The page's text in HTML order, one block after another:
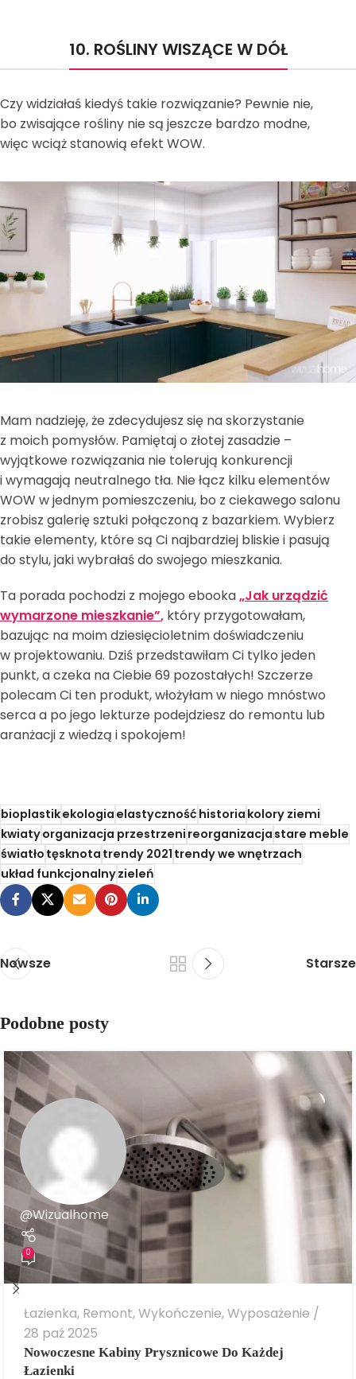
10. ROŚLINY WISZĄCE W DÓŁ
Czy widziałaś kiedyś takie rozwiązanie? Pewnie nie,
bo zwisające rośliny nie są jeszcze bardzo modne,
więc wciąż stanowią efekt WOW.
Mam nadzieję, że zdecydujesz się na skorzystanie
z moich pomysłów. Pamiętaj o złotej zasadzie –
wyjątkowe rozwiązania nie tolerują konkurencji
i wymagają neutralnego tła. Nie łącz kilku elementów
WOW w jednym pomieszczeniu, bo z ciekawego salonu
zrobisz galerię sztuki połączoną z bazarkiem. Wybierz
takie elementy, które są Ci najbardziej bliskie i pasują
do stylu, jaki wybrałaś do swojego mieszkania.
Ta porada pochodzi z mojego ebooka„Jak urządzić
wymarzone mieszkanie”, który przygotowałam,
bazując na moim dziesięcioletnim doświadczeniu
w projektowaniu. Dziś przedstawiłam Ci tylko jeden
punkt, a czeka na Ciebie 69 pozostałych! Szczerze
polecam Ci ten produkt, włożyłam w niego mnóstwo
serca a po jego lekturze podejdziesz do remontu lub
aranżacji z wiedzą i spokojem!
bioplastikekologiaelastycznośćhistoriakolory ziemi
kwiatyorganizacja przestrzenireorganizacjastare meble
światłotęsknotatrendy 2021trendy we wnętrzach
układ funkcjonalnyzieleń
Nowsze Starsze
Podobne posty
@Wizualhome
0
Łazienka, Remont,Wykończenie,Wyposażenie
28 paź 2025
Nowoczesne Kabiny Prysznicowe Do Każdej
Łazienki